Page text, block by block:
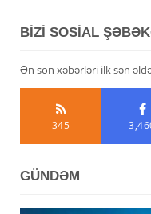
BİZİ SOSİAL
Ən son xəbərləri ilk sən
345
GÜNDƏM